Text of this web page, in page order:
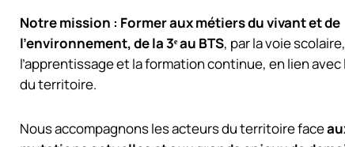
Notre mission : Former aux métiers du vivant et de
l’environnement, de la 3ᵉau BTS, par la voie scolaire,
l’apprentissage et la formation continue, en lien
du territoire.
Nous accompagnons les acteurs du territoire face